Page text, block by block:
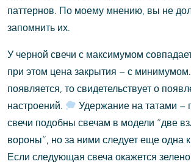
паттернов. По моему мнению, вы не
запомнить их.
У черной свечи с максимумом
при этом цена закрытия – с
появляется, то свидетельствует о
настроений.
Удержание на татами –
свечи подобны свечам в модели “две
вороны”, но за ними следует еще одна
Если следующая свеча окажется